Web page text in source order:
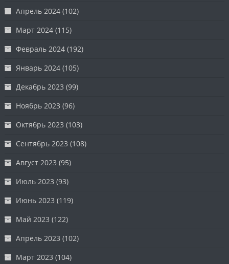
Апрель 2024 (102)
Март 2024 (115)
Февраль 2024 (192)
Январь 2024 (105)
Декабрь 2023 (99)
Ноябрь 2023 (96)
Октябрь 2023 (103)
Сентябрь 2023 (108)
Август 2023 (95)
Июль 2023 (93)
Июнь 2023 (119)
Май 2023 (122)
Апрель 2023 (102)
Март 2023 (104)